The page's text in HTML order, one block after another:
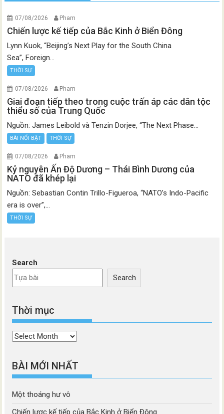
07/08/2026 Pham
Chiến lược kế tiếp của Bắc Kinh ở Biển Đông
Lynn Kuok, “Beijing’s Next Play for the South China
Sea”, Foreign...
THỜI SỰ
07/08/2026 Pham
Giai đoạn tiếp theo trong cuộc trấn áp các dân tộc
thiểu số của Trung Quốc
Nguồn: James Leibold và Tenzin Dorjee, “The Next Phase...
BÀI NỔI BẬT THỜI SỰ
07/08/2026 Pham
Kỷ nguyên Ấn Độ Dương – Thái Bình Dương của
NATO đã khép lại
Nguồn: Sebastian Contin Trillo-Figueroa, “NATO’s Indo-Pacific
era is over”,...
THỜI SỰ
Search
Search
Thời mục
Thời
BÀI MỚI NHẤT
Một thoáng hư vô
Chiến lược kế tiếp của Bắc Kinh ở Biển Đông